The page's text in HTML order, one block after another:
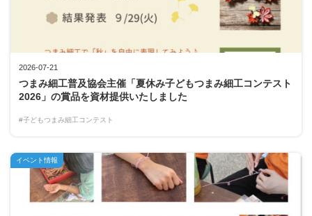
2026-07-21
つまみ細工普及協会主催「夏休み子どもつまみ細工コンテスト
2026」の賞品を資材提供いたしました
#子どもつまみ細工コンテスト
イベント情報